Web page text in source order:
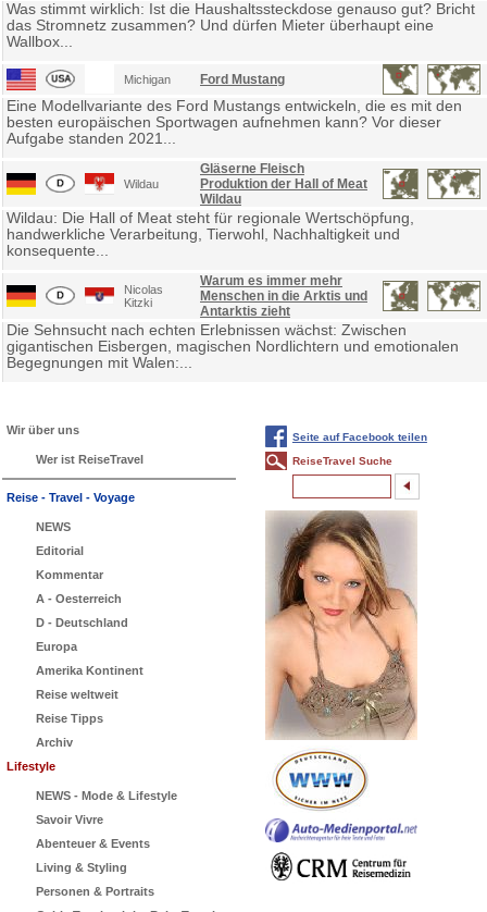
Was stimmt wirklich: Ist die Haushaltssteckdose genauso gut? Bricht
das Stromnetz zusammen? Und dürfen Mieter überhaupt eine
Wallbox...
Michigan Ford Mustang
Eine Modellvariante des Ford Mustangs entwickeln, die es mit den
besten europäischen Sportwagen aufnehmen kann? Vor dieser
Aufgabe standen 2021...
Wildau
Gläserne Fleisch
Produktion der Hall of Meat
Wildau
Wildau: Die Hall of Meat steht für regionale Wertschöpfung,
handwerkliche Verarbeitung, Tierwohl, Nachhaltigkeit und
konsequente...
Nicolas
Kitzki
Warum es immer mehr
Menschen in die Arktis und
Antarktis zieht
Die Sehnsucht nach echten Erlebnissen wächst: Zwischen
gigantischen Eisbergen, magischen Nordlichtern und emotionalen
Begegnungen mit Walen:...
Wir über uns
Wer ist ReiseTravel
Reise - Travel - Voyage
NEWS
Editorial
Kommentar
A - Oesterreich
D - Deutschland
Europa
Amerika Kontinent
Reise weltweit
Reise Tipps
Archiv
Lifestyle
NEWS - Mode & Lifestyle
Savoir Vivre
Abenteuer & Events
Living & Styling
Personen & Portraits
Seite auf Facebook teilen
ReiseTravel Suche